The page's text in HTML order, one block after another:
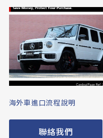
海外車進口流程說明
聯絡我們